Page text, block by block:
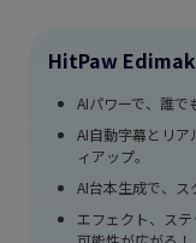
HitPaw
AIパワーで、誰で
AI自動字幕とリ
ィアップ。
AI台本生成で、ス
エフェクト、ス